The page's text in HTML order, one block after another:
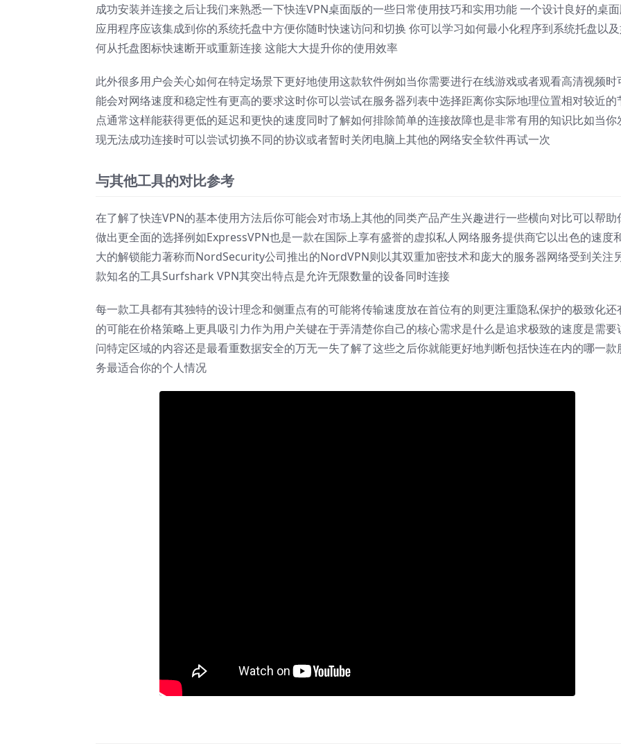
成功安装并连接之后让我们来熟悉一下快连VPN桌面版的一些日常使用技巧和实用功能 一个设计良好的桌面
应用程序应该集成到你的系统托盘中方便你随时快速访问和切换 你可以学习如何最小化程序到系统托盘以
何从托盘图标快速断开或重新连接 这能大大提升你的使用效率
此外很多用户会关心如何在特定场景下更好地使用这款软件例如当你需要进行在线游戏或者观看高清视频时
能会对网络速度和稳定性有更高的要求这时你可以尝试在服务器列表中选择距离你实际地理位置相对较近的
点通常这样能获得更低的延迟和更快的速度同时了解如何排除简单的连接故障也是非常有用的知识比如当你
现无法成功连接时可以尝试切换不同的协议或者暂时关闭电脑上其他的网络安全软件再试一次
与其他工具的对比参考
在了解了快连VPN的基本使用方法后你可能会对市场上其他的同类产品产生兴趣进行一些横向对比可以帮助
做出更全面的选择例如ExpressVPN也是一款在国际上享有盛誉的虚拟私人网络服务提供商它以出色的速度
大的解锁能力著称而NordSecurity公司推出的NordVPN则以其双重加密技术和庞大的服务器网络受到关注
款知名的工具Surfshark VPN其突出特点是允许无限数量的设备同时连接
每一款工具都有其独特的设计理念和侧重点有的可能将传输速度放在首位有的则更注重隐私保护的极致化还
的可能在价格策略上更具吸引力作为用户关键在于弄清楚你自己的核心需求是什么是追求极致的速度是需要
问特定区域的内容还是最看重数据安全的万无一失了解了这些之后你就能更好地判断包括快连在内的哪一款
务最适合你的个人情况